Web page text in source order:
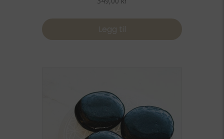
Legg til